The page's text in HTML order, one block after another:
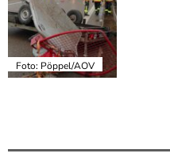
Foto: Pöppel/AOV